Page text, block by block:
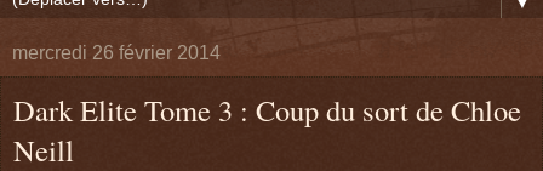
mercredi 26 février 2014
Dark Elite Tome 3 : Coup du sort de Chloe
Neill